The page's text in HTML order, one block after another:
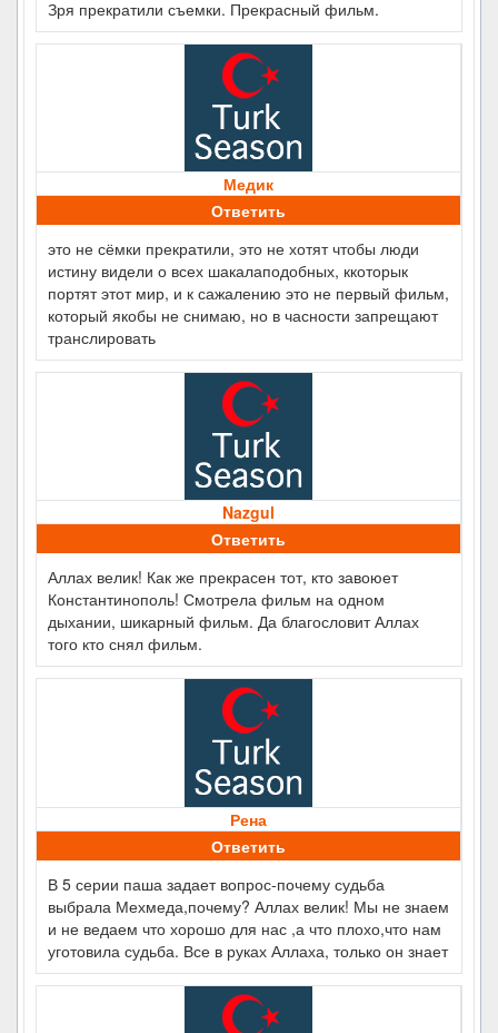
Зря прекратили съемки. Прекрасный фильм.
Медик
Ответить
это не сёмки прекратили, это не хотят чтобы люди
истину видели о всех шакалаподобных, ккоторык
портят этот мир, и к сажалению это не первый фильм,
который якобы не снимаю, но в часности запрещают
транслировать
Nazgul
Ответить
Аллах велик! Как же прекрасен тот, кто завоюет
Константинополь! Смотрела фильм на одном
дыхании, шикарный фильм. Да благословит Аллах
того кто снял фильм.
Рена
Ответить
В 5 серии паша задает вопрос-почему судьба
выбрала Мехмеда,почему? Аллах велик! Мы не знаем
и не ведаем что хорошо для нас ,а что плохо,что нам
уготовила судьба. Все в руках Аллаха, только он знает